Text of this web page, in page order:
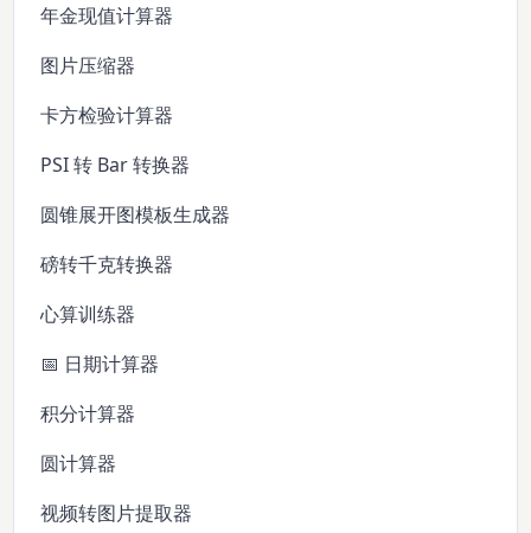
年金现值计算器
图片压缩器
卡方检验计算器
PSI 转 Bar 转换器
圆锥展开图模板生成器
磅转千克转换器
心算训练器
📅 日期计算器
积分计算器
圆计算器
视频转图片提取器